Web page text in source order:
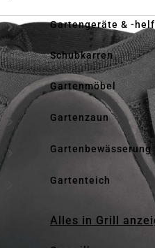
Gartengeräte & -
Schubkarren
Gartenmöbel
Gartenzaun
Gartenbewässerung
Gartenteich
Alles in Grill